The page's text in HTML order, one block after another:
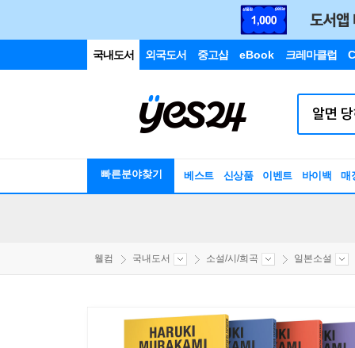
국내도서 외국도서 중고샵 eBook 크레마클럽
빠른분야찾기 베스트 신상품 이벤트 바이백 매
웰컴 국내도서 소설/시/희곡 일본소설